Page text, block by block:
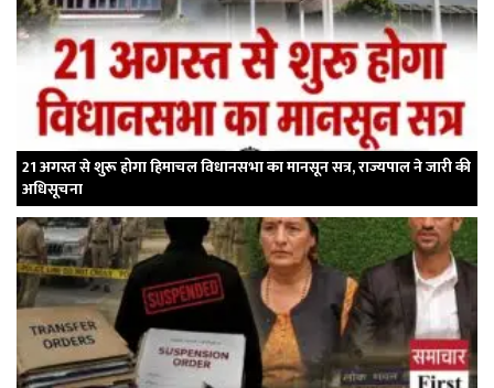
21 अगस्त से शुरू होगा हिमाचल विधानसभा का मानसून सत्र, राज्यपाल ने जारी की
अधिसूचना